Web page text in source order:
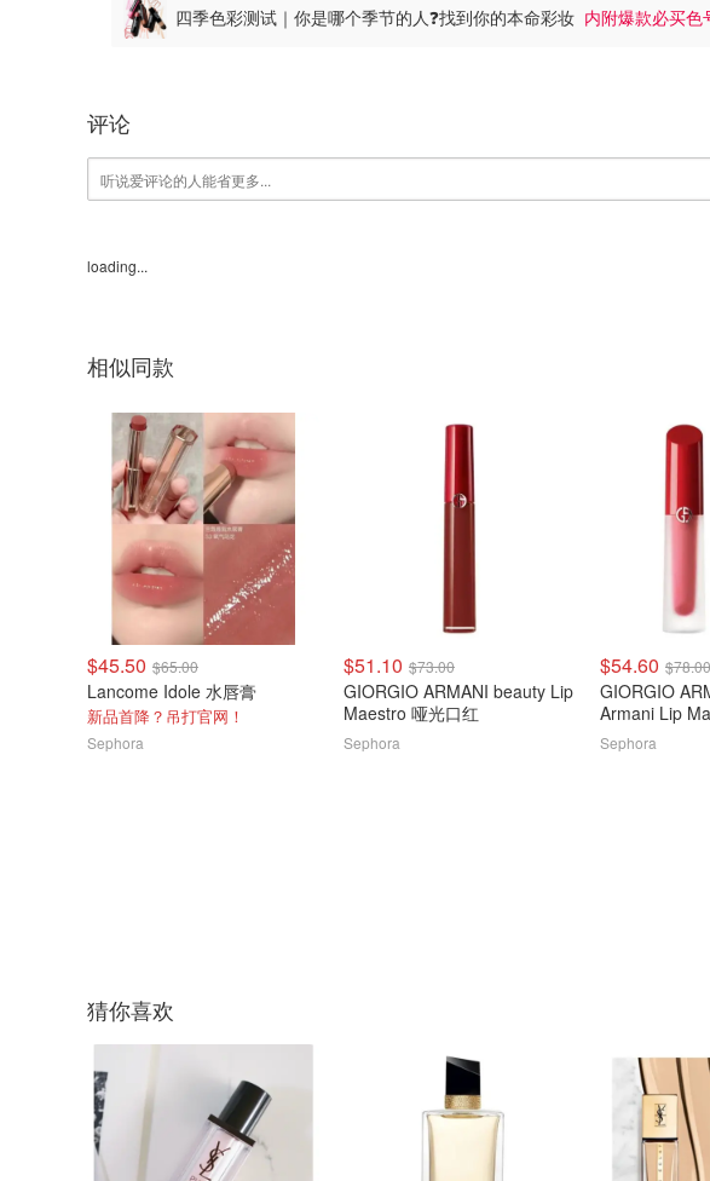
四季色彩测试｜你是哪个季节的人❓️找到你的本命彩妆 内附爆款必买色
评论
loading...
相似同款
$45.50 $65.00
Lancome Idole 水唇膏
新品首降？吊打官网！
Sephora
$51.10 $73.00
GIORGIO ARMANI beauty Lip
Maestro 哑光口红
Sephora
$54.60 $78.00
GIORGIO
Armani Lip
Sephora
猜你喜欢